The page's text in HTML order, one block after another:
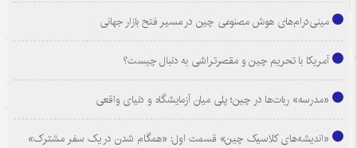
مینی‌درام‌های هوش مصنوعی چین در مسیر فتح بازار جهانی
آمریکا با تحریم چین و مقصرتراشی به دنبال چیست؟
«مدرسه» ربات‌ها در چین؛ پلی میان آزمایشگاه و دنیای واقعی
«اندیشه‌های کلاسیک چین» قسمت اول: «همگام شدن در یک سفر مشترک»